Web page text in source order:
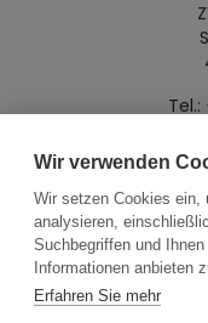
Tel.:
Wir verwenden
Wir setzen Cookies ein,
analysieren,
Suchbegriffen und
Informationen anbieten
Erfahren Sie mehr